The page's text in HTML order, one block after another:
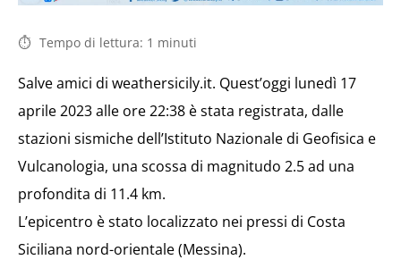
Tempo di lettura: 1 minuti
Salve amici di weathersicily.it. Quest’oggi lunedì 17
aprile 2023 alle ore 22:38 è stata registrata, dalle
stazioni sismiche dell’Istituto Nazionale di Geofisica e
Vulcanologia, una scossa di magnitudo 2.5 ad una
profondita di 11.4 km.
L’epicentro è stato localizzato nei pressi di Costa
Siciliana nord-orientale (Messina).